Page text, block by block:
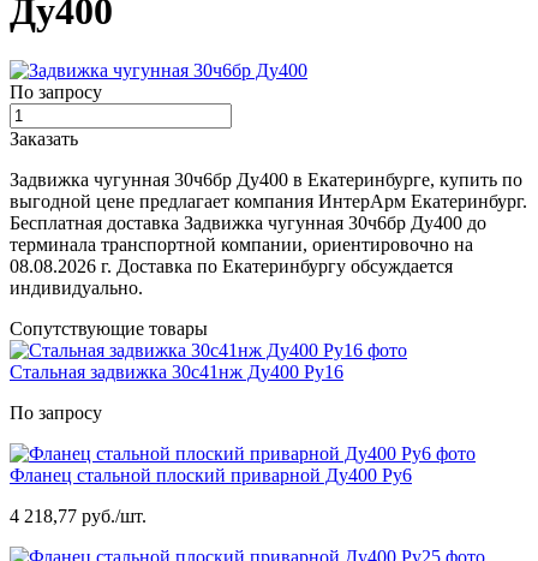
Ду400
По запросу
Заказать
Задвижка чугунная 30ч6бр Ду400 в Екатеринбурге, купить по
выгодной цене предлагает компания ИнтерАрм Екатеринбург.
Бесплатная доставка Задвижка чугунная 30ч6бр Ду400 до
терминала транспортной компании, ориентировочно на
08.08.2026 г. Доставка по Екатеринбургу обсуждается
индивидуально.
Сопутствующие товары
Стальная задвижка 30с41нж Ду400 Ру16
По запросу
Фланец стальной плоский приварной Ду400 Ру6
4 218,77 руб./шт.